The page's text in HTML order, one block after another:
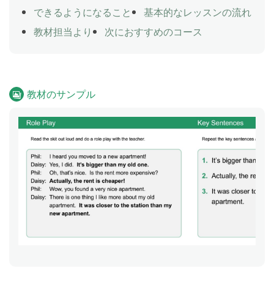
できるようになること
基本的なレッスンの流れ
教材担当より
次におすすめのコース
教材のサンプル